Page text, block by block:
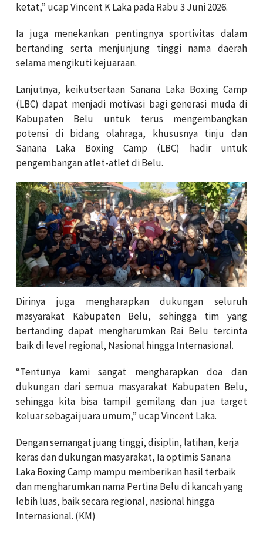
ketat,” ucap Vincent K Laka pada Rabu 3 Juni 2026.
Ia juga menekankan pentingnya sportivitas dalam
bertanding serta menjunjung tinggi nama daerah
selama mengikuti kejuaraan.
Lanjutnya, keikutsertaan Sanana Laka Boxing Camp
(LBC) dapat menjadi motivasi bagi generasi muda di
Kabupaten Belu untuk terus mengembangkan
potensi di bidang olahraga, khususnya tinju dan
Sanana Laka Boxing Camp (LBC) hadir untuk
pengembangan atlet-atlet di Belu.
Dirinya juga mengharapkan dukungan seluruh
masyarakat Kabupaten Belu, sehingga tim yang
bertanding dapat mengharumkan Rai Belu tercinta
baik di level regional, Nasional hingga Internasional.
“Tentunya kami sangat mengharapkan doa dan
dukungan dari semua masyarakat Kabupaten Belu,
sehingga kita bisa tampil gemilang dan jua target
keluar sebagai juara umum,” ucap Vincent Laka.
Dengan semangat juang tinggi, disiplin, latihan, kerja
keras dan dukungan masyarakat, Ia optimis Sanana
Laka Boxing Camp mampu memberikan hasil terbaik
dan mengharumkan nama Pertina Belu di kancah yang
lebih luas, baik secara regional, nasional hingga
Internasional. (KM)